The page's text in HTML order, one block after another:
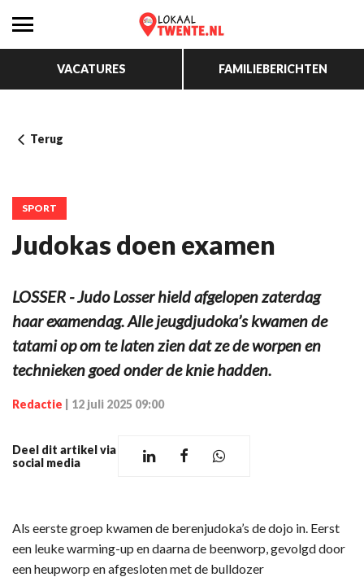
VACATURES FAMILIEBERICHTEN
Terug
SPORT
Judokas doen examen
LOSSER - Judo Losser hield afgelopen zaterdag
haar examendag. Alle jeugdjudoka’s kwamen de
tatami op om te laten zien dat ze de worpen en
technieken goed onder de knie hadden.
Redactie 12 juli 2025 09:00
Deel dit artikel via
social media
Als eerste groep kwamen de berenjudoka’s de dojo in. Eerst
een leuke warming-up en daarna de beenworp, gevolgd door
een heupworp en afgesloten met de bulldozer